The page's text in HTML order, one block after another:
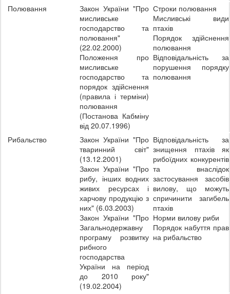
Полювання
Закон України "Про
мисливське
господарство та
полювання"
(22.02.2000)
Положення про
мисливське
господарство та
порядок здійснення
(правила і терміни)
полювання
(Постанова Кабміну
від 20.07.1996)
Строки полювання
Мисливські види
птахів
Порядок здійснення
полювання
Відповідальність за
порушення порядку
полювання
Рибальство
Закон України "Про
тваринний світ"
(13.12.2001)
Закон України "Про
рибу, інших водних
живих ресурсах і
харчову продукцію з
них" (6.03.2003)
Закон України "Про
Загальнодержавну
програму розвитку
рибного
господарства
України на період
до 2010 року"
(19.02.2004)
Відповідальність за
знищення птахів як
рибоїдних конкурентів
та внаслідок
застосування засобів
вилову, що можуть
спричинити загибель
птахів
Норми вилову риби
Порядок набуття прав
на рибальство